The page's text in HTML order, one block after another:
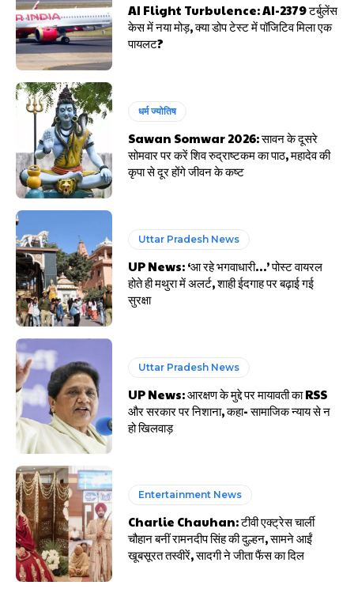
AI Flight Turbulence: AI-2379 टर्बुलेंस
केस में नया मोड़, क्या डोप टेस्ट में पॉजिटिव मिला एक
पायलट?
धर्म ज्योतिष
Sawan Somwar 2026: सावन के दूसरे
सोमवार पर करें शिव रुद्राष्टकम का पाठ, महादेव की
कृपा से दूर होंगे जीवन के कष्ट
Uttar Pradesh News
UP News: ‘आ रहे भगवाधारी…’ पोस्ट वायरल
होते ही मथुरा में अलर्ट, शाही ईदगाह पर बढ़ाई गई
सुरक्षा
Uttar Pradesh News
UP News: आरक्षण के मुद्दे पर मायावती का RSS
और सरकार पर निशाना, कहा- सामाजिक न्याय से न
हो खिलवाड़
Entertainment News
Charlie Chauhan: टीवी एक्ट्रेस चार्ली
चौहान बनीं रामनदीप सिंह की दुल्हन, सामने आईं
खूबसूरत तस्वीरें, सादगी ने जीता फैंस का दिल